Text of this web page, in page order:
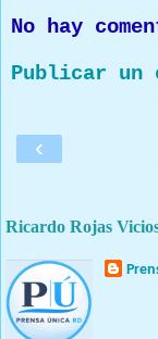
No hay
Publicar un
‹
Ricardo Rojas